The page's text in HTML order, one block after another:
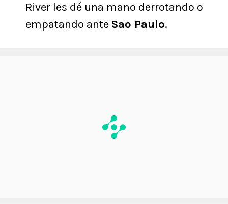
River les dé una mano derrotando o
empatando ante Sao Paulo.